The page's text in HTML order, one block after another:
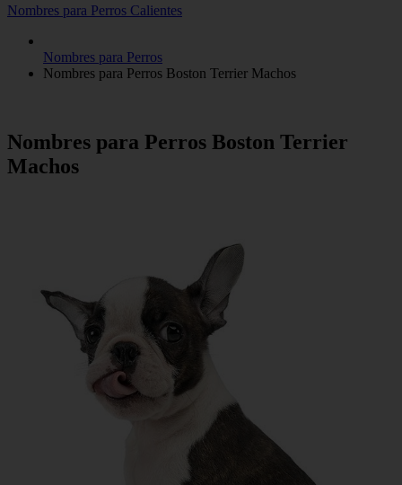
Nombres para Perros Calientes
Nombres para Perros
Nombres para Perros Boston Terrier Machos
Nombres para Perros Boston Terrier
Machos